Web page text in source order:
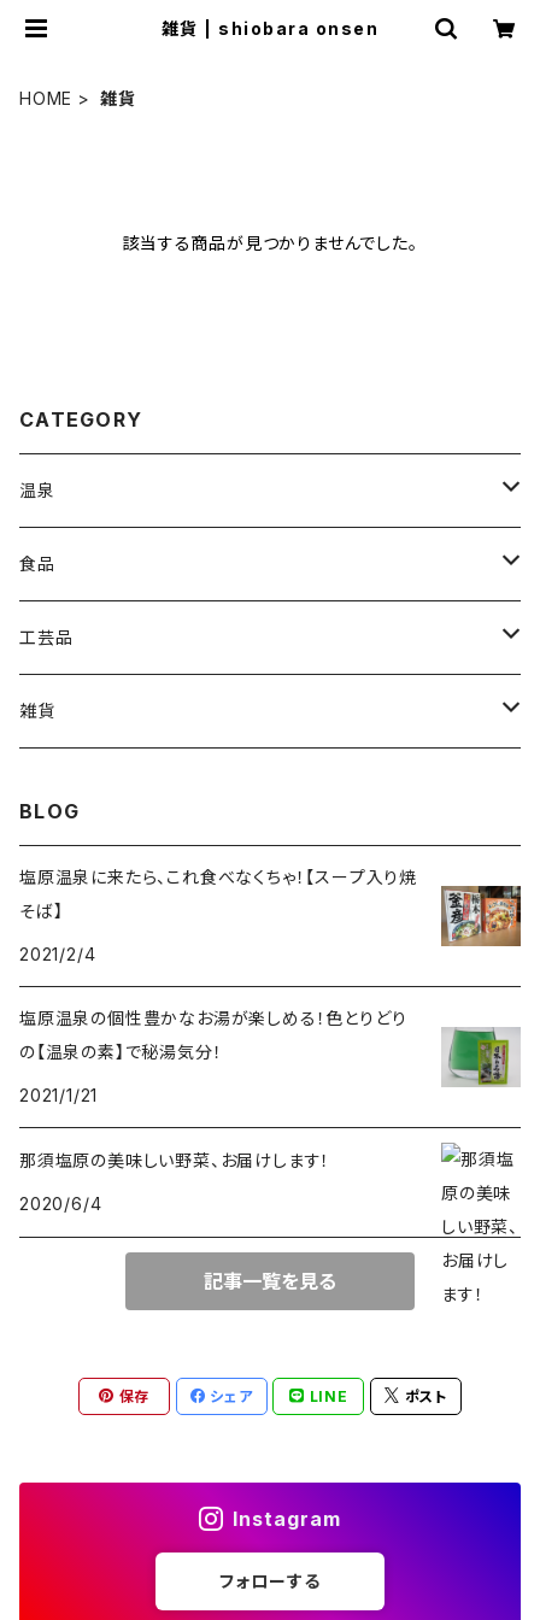
雑貨 | shiobara onsen
HOME 雑貨
該当する商品が見つかりませんでした。
CATEGORY
温泉
美容
入浴剤
食品
お菓子
スープ入り焼そば
工芸品
経木
雑貨
BLOG
塩原温泉に来たら、これ食べなくちゃ！【スープ入り焼
そば】
2021/2/4
塩原温泉の個性豊かなお湯が楽しめる！色とりどり
の【温泉の素】で秘湯気分！
2021/1/21
那須塩原の美味しい野菜、お届けします！
2020/6/4
記事一覧を見る
保存 シェア LINE ポスト
Instagram
フォローする